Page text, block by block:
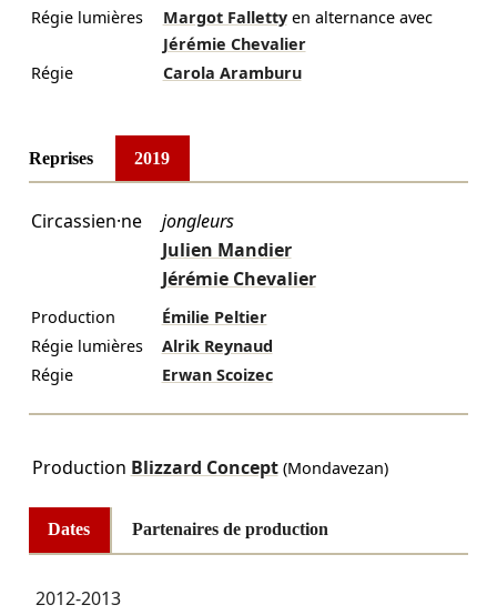
Régie lumières
Margot Falletty en alternance avec
Jérémie Chevalier
Régie
Carola Aramburu
Reprises 2019
Circassien·ne
jongleurs
Julien Mandier
Jérémie Chevalier
Production
Émilie Peltier
Régie lumières
Alrik Reynaud
Régie
Erwan Scoizec
Production Blizzard Concept(Mondavezan)
Dates Partenaires de production
2012-2013